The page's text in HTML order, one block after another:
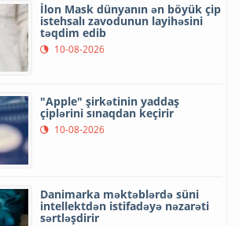
İlon Mask dünyanın ən böyük çip
istehsalı zavodunun layihəsini
təqdim edib
10-08-2026
"Apple" şirkətinin yaddaş
çiplərini sınaqdan keçirir
10-08-2026
Danimarka məktəblərdə süni
intellektdən istifadəyə nəzarəti
sərtləşdirir